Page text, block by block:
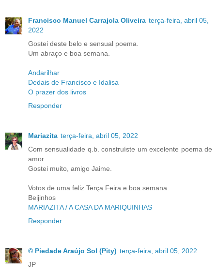
Francisco Manuel Carrajola Oliveira terça-feira, abril 05,
2022
Gostei deste belo e sensual poema.
Um abraço e boa semana.
Andarilhar
Dedais de Francisco e Idalisa
O prazer dos livros
Responder
Mariazita terça-feira, abril 05, 2022
Com sensualidade q.b. construíste um excelente poema de
amor.
Gostei muito, amigo Jaime.
Votos de uma feliz Terça Feira e boa semana.
Beijinhos
MARIAZITA / A CASA DA MARIQUINHAS
Responder
© Piedade Araújo Sol (Pity) terça-feira, abril 05, 2022
JP